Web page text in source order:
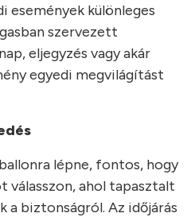
események különleges
szervezett
eljegyzés vagy akár
egyedi megvilágítást
lépne, fontos, hogy
ahol tapasztalt
a biztonságról. Az időjárás